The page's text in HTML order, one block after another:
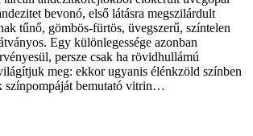
bevonó, első látásra megszilárdult
tűnő, gömbös-fürtös, üvegszerű, színtelen
Egy különlegessége azonban
persze csak ha rövidhullámú
meg: ekkor ugyanis élénkzöld színben
színpompáját bemutató vitrin…